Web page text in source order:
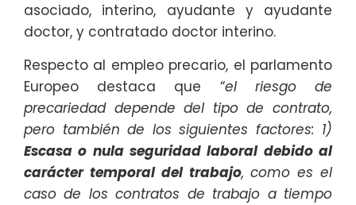
asociado, interino, ayudante y ayudante
doctor, y contratado doctor interino.
Respecto al empleo precario, el parlamento
Europeo destaca que “el riesgo de
precariedad depende del tipo de contrato,
pero también de los siguientes factores: 1)
Escasa o nula seguridad laboral debido al
carácter temporal del trabajo, como es el
caso de los contratos de trabajo a tiempo